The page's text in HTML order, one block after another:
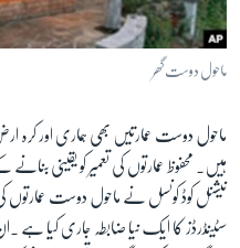
آرٹ
آزادیٔ صحافت
صحت
دلچسپ و عجیب
ویڈیوز
ماحول دوست گھر
ماحول دوست عمارتیں بھی ہماری اور
ہیں۔ محفوظ عمارتوں کی تعمیر کو یقینی
نیشنل کوڈ کونسل نے ماحول دوست عمارتوں
سٹینڈرڈز کا ایک نیا ضابطہ جاری کیا ہے ۔ان